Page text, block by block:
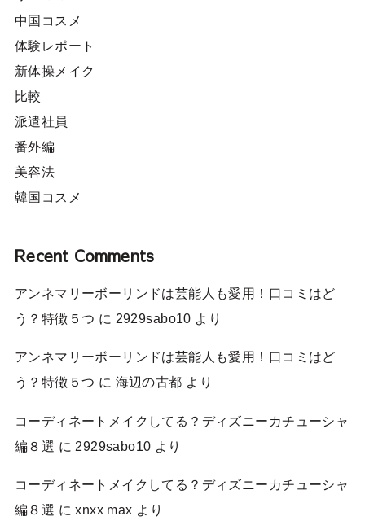
中国コスメ
体験レポート
新体操メイク
比較
派遣社員
番外編
美容法
韓国コスメ
Recent Comments
アンネマリーボーリンドは芸能人も愛用！口コミはど
う？特徴５つ に 2929sabo10 より
アンネマリーボーリンドは芸能人も愛用！口コミはど
う？特徴５つ に 海辺の古都 より
コーディネートメイクしてる？ディズニーカチューシャ
編８選 に 2929sabo10 より
コーディネートメイクしてる？ディズニーカチューシャ
編８選 にxnxx max より